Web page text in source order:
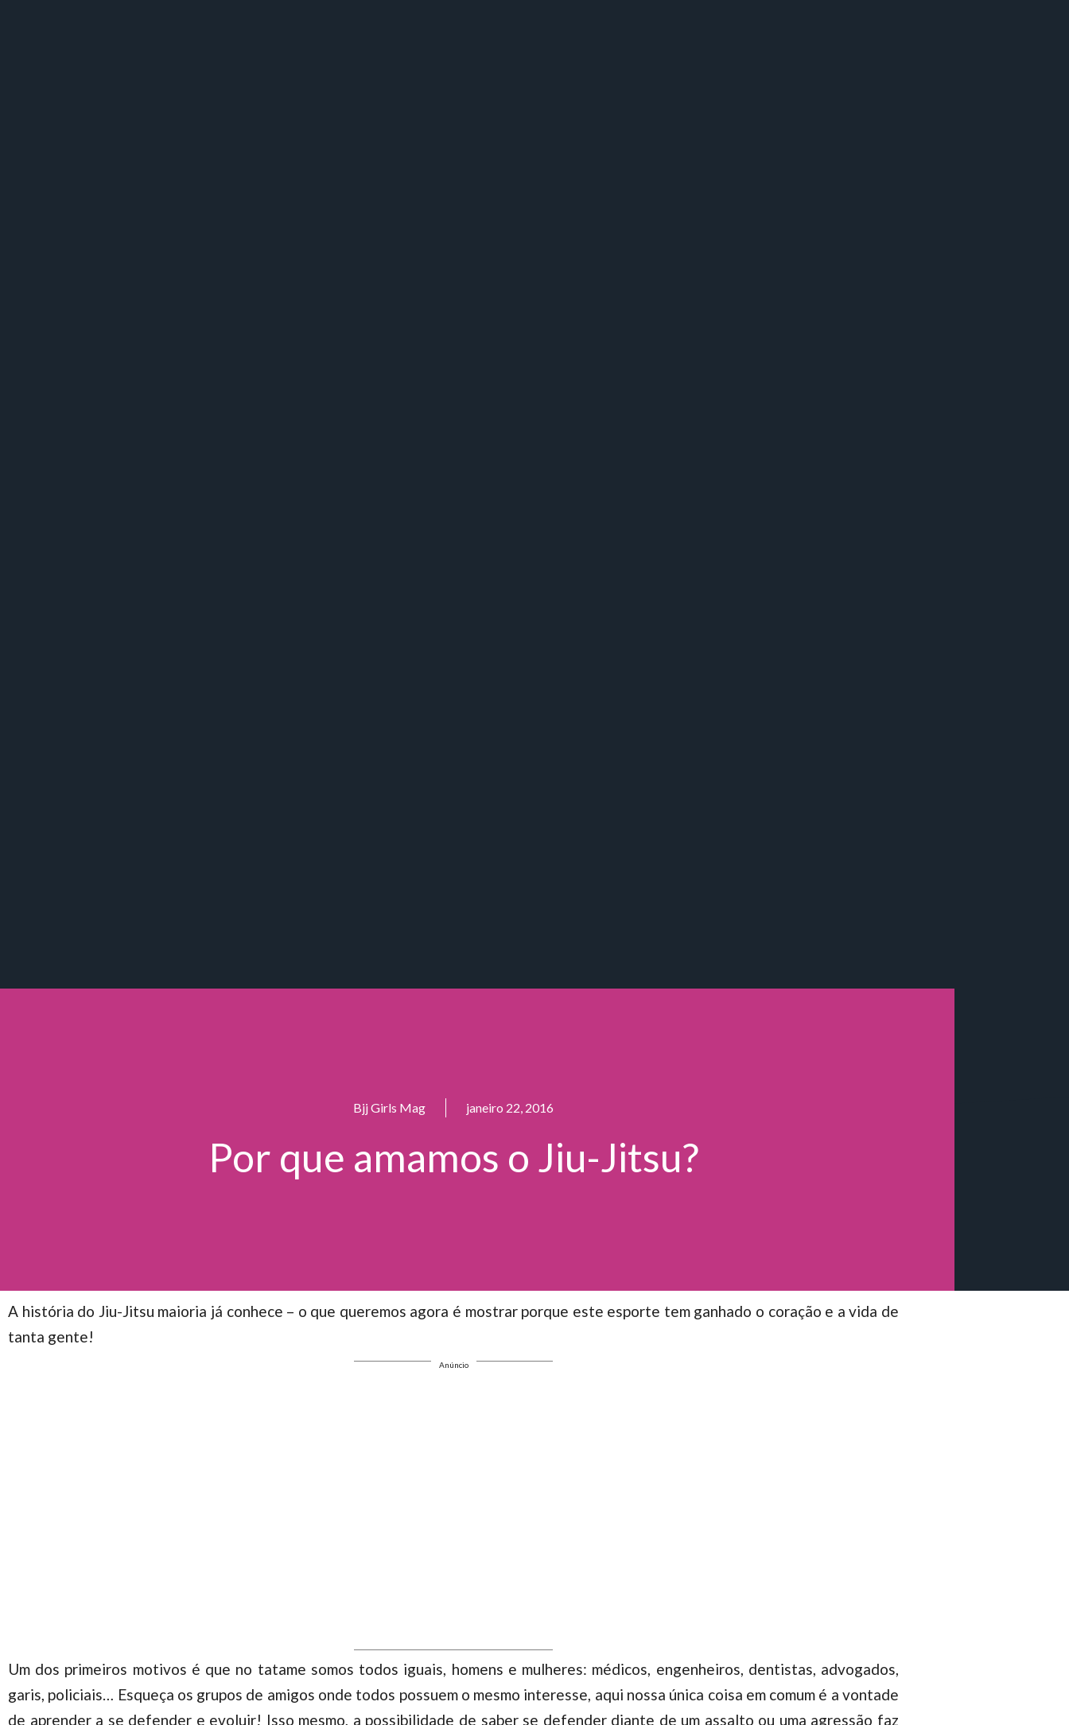
Bjj Girls Mag janeiro 22, 2016
Por que amamos o Jiu-Jitsu?
A história do Jiu-Jitsu maioria já conhece – o que queremos agora é mostrar porque este esporte tem ganhado o coração e a vida de
tanta gente!
Anúncio
Um dos primeiros motivos é que no tatame somos todos iguais, homens e mulheres: médicos, engenheiros, dentistas, advogados,
garis, policiais… Esqueça os grupos de amigos onde todos possuem o mesmo interesse, aqui nossa única coisa em comum é a vontade
de aprender a se defender e evoluir! Isso mesmo, a possibilidade de saber se defender diante de um assalto ou uma agressão faz